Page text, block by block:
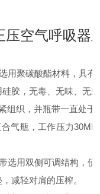
压空气呼吸器
聚碳酸酯材料，具有
胶，无毒、无味、无
织，并瓶带一直处于
瓶，工作压力
用双侧可调结构，使
减轻对肩的压榨。